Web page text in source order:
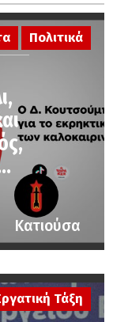
Πολιτικά
Κατιούσα
Τάξη